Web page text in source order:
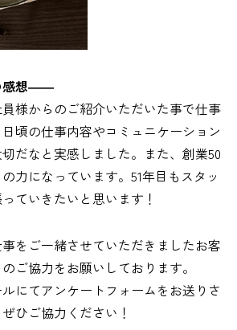
感想――
様からのご紹介いただいた事で仕事
頃の仕事内容やコミュニケーション
だなと実感しました。また、創業50
力になっています。51年目もスタッ
ていきたいと思います！
をご一緒させていただきましたお客
ご協力をお願いしております。
にてアンケートフォームをお送りさ
ひご協力ください！